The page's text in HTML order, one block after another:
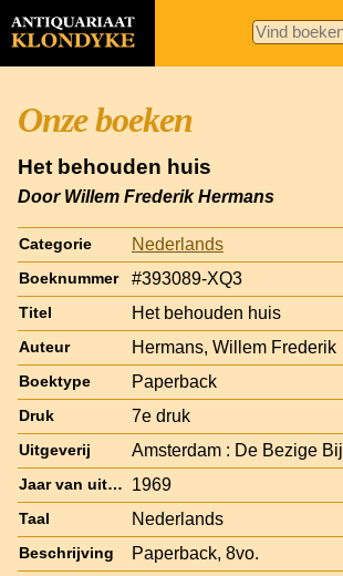
Onze boeken
Het behouden huis
Door Willem Frederik Hermans
Categorie Nederlands
Boeknummer #393089-XQ3
Titel Het behouden huis
Auteur Hermans, Willem Frederik
Boektype Paperback
Druk 7e druk
Uitgeverij Amsterdam : De Bezige Bij
Jaar van uitgave 1969
Taal Nederlands
Beschrijving Paperback, 8vo.